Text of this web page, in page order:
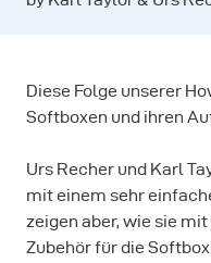
Diese Folge unserer
Softboxen und ihren
Urs Recher und Karl
mit einem sehr
zeigen aber, wie sie
Zubehör für die